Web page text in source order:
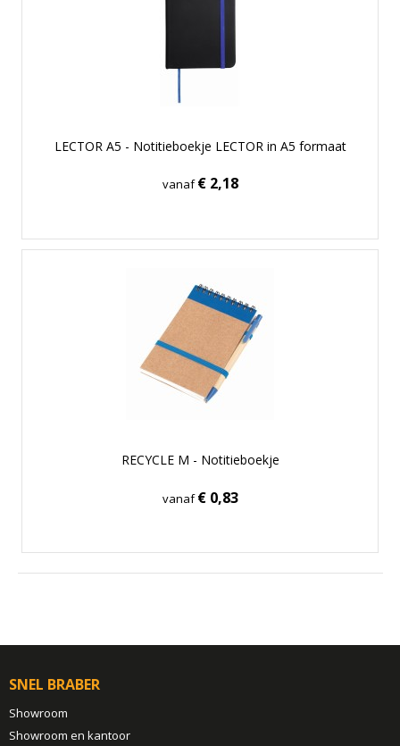
LECTOR A5 - Notitieboekje LECTOR in A5 formaat
vanaf€ 2,18
RECYCLE M - Notitieboekje
vanaf€ 0,83
SNEL BRABER
Showroom
Showroom en kantoor